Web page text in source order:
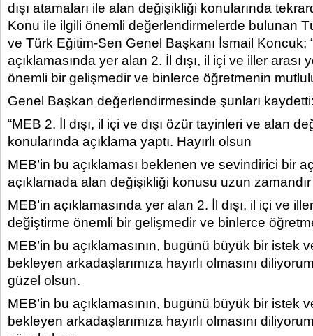
dışı atamaları ile alan değişikliği konularında
Konu ile ilgili önemli değerlendirmelerde bulunan
ve Türk Eğitim-Sen Genel Başkanı İsmail Koncuk;
açıklamasında yer alan 2. İl dışı, il içi ve iller arası
önemli bir gelişmedir ve binlerce öğretmenin
Genel Başkan değerlendirmesinde şunları
“MEB 2. İl dışı, il içi ve dışı özür tayinleri ve alan
konularında açıklama yaptı. Hayırlı olsun
MEB’in bu açıklaması beklenen ve sevindirici bir
açıklamada alan değişikliği konusu uzun
MEB’in açıklamasında yer alan 2. İl dışı, il içi ve
değiştirme önemli bir gelişmedir ve binlerce
MEB’in bu açıklamasının, bugünü büyük bir istek
bekleyen arkadaşlarımıza hayırlı olmasını
güzel olsun.
MEB’in bu açıklamasının, bugünü büyük bir istek
bekleyen arkadaşlarımıza hayırlı olmasını